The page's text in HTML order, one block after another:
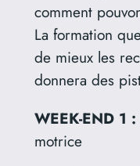
comment
La formation
de mieux les
donnera des
WEEK-END 1 :
motrice